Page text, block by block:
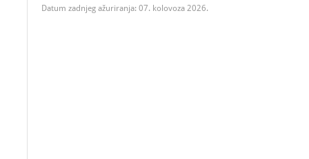
Datum zadnjeg ažuriranja: 07. kolovoza 2026.